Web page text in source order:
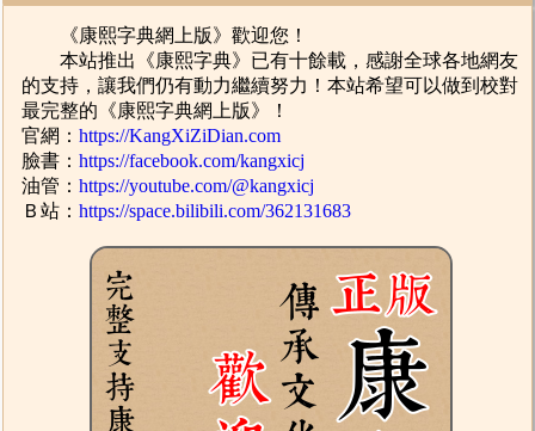
《康熙字典網上版》歡迎您！
本站推出《康熙字典》已有十餘載，感謝全球各地網友
的支持，讓我們仍有動力繼續努力！本站希望可以做到校對
最完整的《康熙字典網上版》！
官網：https://KangXiZiDian.com
臉書：https://facebook.com/kangxicj
油管：https://youtube.com/@kangxicj
Ｂ站：https://space.bilibili.com/362131683